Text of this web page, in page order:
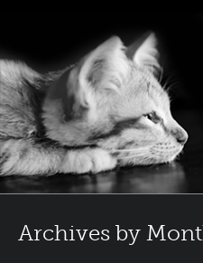
Archives by